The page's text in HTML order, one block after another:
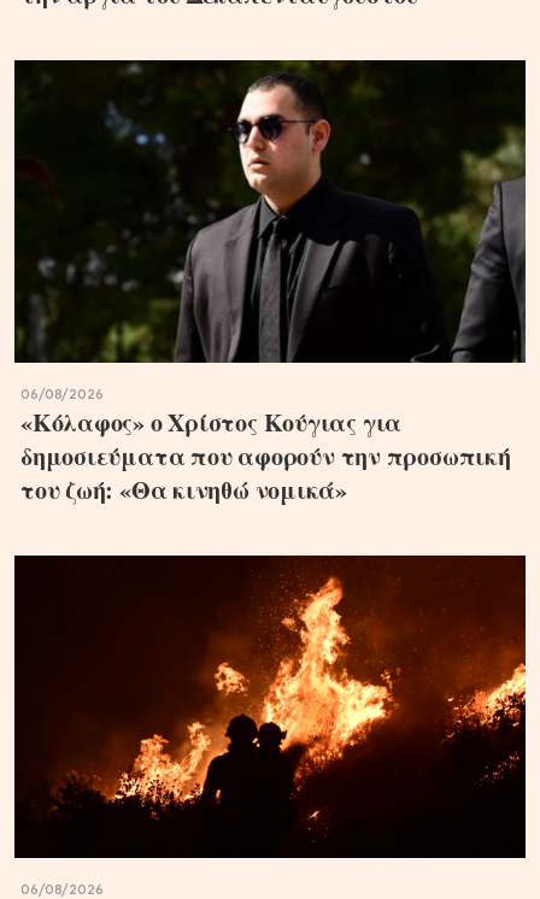
06/08/2026
«Κόλαφος» ο Χρίστος Κούγιας για
δημοσιεύματα που αφορούν την προσωπική
του ζωή: «Θα κινηθώ νομικά»
06/08/2026